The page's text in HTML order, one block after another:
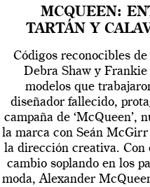
MCQUEEN:
TARTÁN Y
Códigos reconocibles
Debra Shaw y Frankie
modelos que
diseñador fallecido,
campaña de ‘McQueen’,
la marca con Seán
la dirección creativa. Con
cambio soplando en los
moda, Alexander